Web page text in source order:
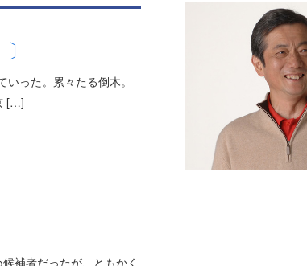
った。累々たる倒木。
[…]
補者だったが、ともかく